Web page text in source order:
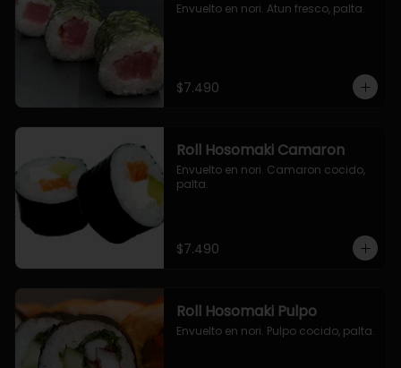
Envuelto en nori. Atun fresco, palta.
$7.490
Roll Hosomaki Camaron
Envuelto en nori. Camaron cocido,
palta.
$7.490
Roll Hosomaki Pulpo
Envuelto en nori. Pulpo cocido, palta.